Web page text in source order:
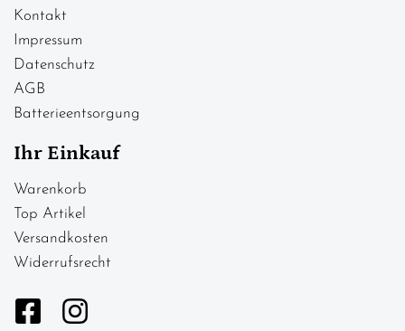
Kontakt
Impressum
Datenschutz
AGB
Batterieentsorgung
Ihr Einkauf
Warenkorb
Top Artikel
Versandkosten
Widerrufsrecht